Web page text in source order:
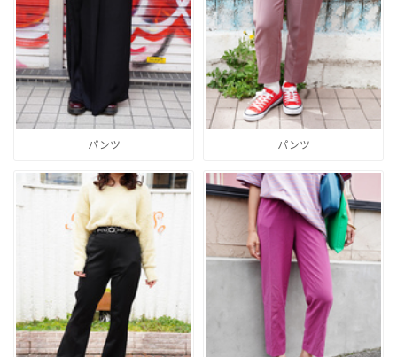
パンツ パンツ